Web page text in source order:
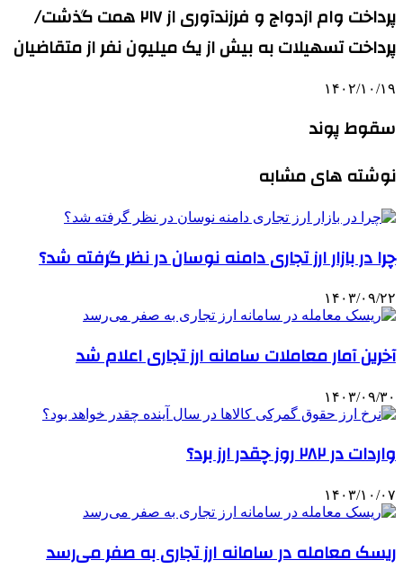
پرداخت وام ازدواج و فرزندآوری از ۲۱۷ همت گذشت/
پرداخت تسهیلات به بیش از یک میلیون نفر از متقاضیان
۱۴۰۲/۱۰/۱۹
سقوط پوند
نوشته های مشابه
چرا در بازار ارز تجاری دامنه نوسان در نظر گرفته شد؟
۱۴۰۳/۰۹/۲۲
آخرین آمار معاملات سامانه ارز تجاری اعلام شد
۱۴۰۳/۰۹/۳۰
واردات در ۲۸۲ روز چقدر ارز برد؟
۱۴۰۳/۱۰/۰۷
ریسک معامله در سامانه ارز تجاری به صفر می‌رسد